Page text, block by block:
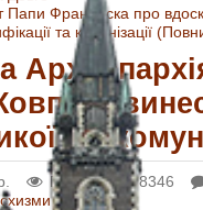
Папи Франциска про
та канонізації
Переглядів: 8346
схизми